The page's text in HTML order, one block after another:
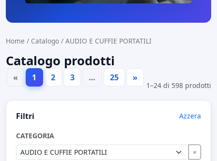
Home / Catalogo / AUDIO E CUFFIE PORTATILI
Catalogo prodotti
« 1 2 3 … 25 »
1–24 di 598 prodotti
Filtri Azzera
CATEGORIA
×